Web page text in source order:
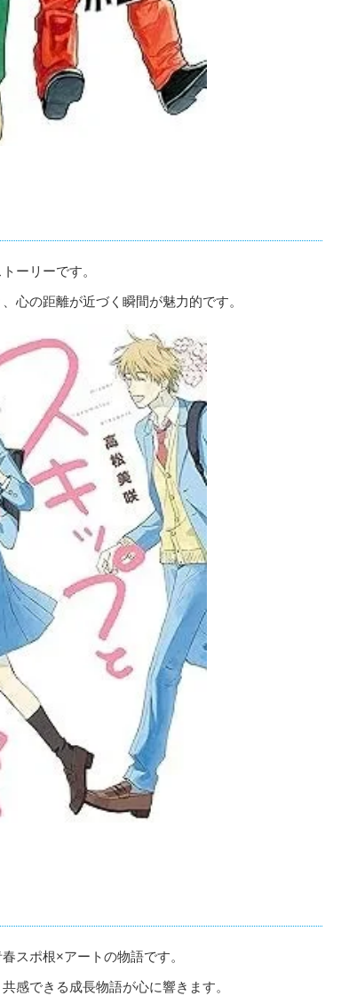
ーリーです。
心の距離が近づく瞬間が魅力的です。
スポ根×アートの物語です。
感できる成長物語が心に響きます。